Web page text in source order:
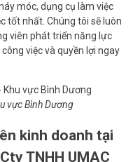
móc, dụng cụ làm việc
tốt nhất. Chúng tôi sẽ luôn
viên phát triển năng lực
việc và quyền lợi ngay
vực Bình Dương
kinh doanh tại
TNHH UMAC